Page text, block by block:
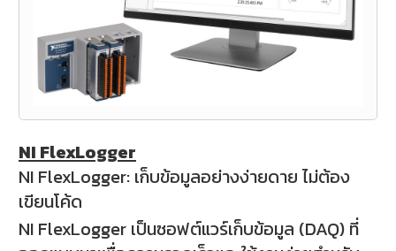
NI FlexLogger
NI FlexLogger: เก็บข้อมูลอย่างง่ายดาย ไม่ต้อง
เขียนโค้ด
NI FlexLogger เป็นซอฟต์แวร์เก็บข้อมูล (DAQ) ที่